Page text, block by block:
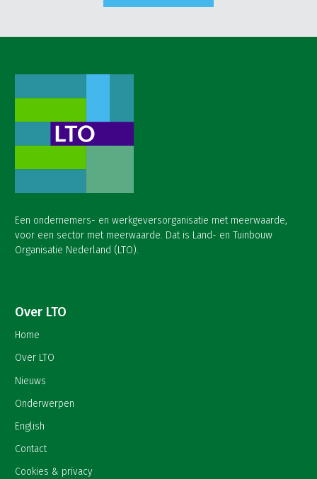
Een ondernemers- en werkgeversorganisatie met meerwaarde,
voor een sector met meerwaarde. Dat is Land- en Tuinbouw
Organisatie Nederland (LTO).
Over LTO
Home
Over LTO
Nieuws
Onderwerpen
English
Contact
Cookies & privacy